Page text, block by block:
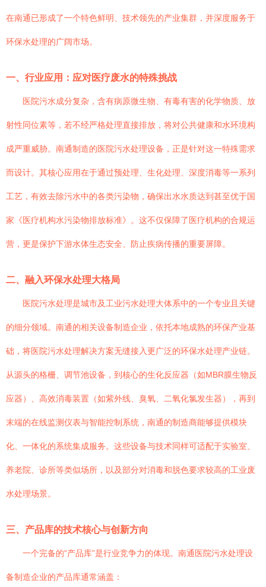
在南通已形成了一个特色鲜明、技术领先的产业集群，并深度服务于
环保水处理的广阔市场。
一、行业应用：应对医疗废水的特殊挑战
医院污水成分复杂，含有病原微生物、有毒有害的化学物质、放
射性同位素等，若不经严格处理直接排放，将对公共健康和水环境构
成严重威胁。南通制造的医院污水处理设备，正是针对这一特殊需求
而设计。其核心应用在于通过预处理、生化处理、深度消毒等一系列
工艺，有效去除污水中的各类污染物，确保出水水质达到甚至优于国
家《医疗机构水污染物排放标准》。这不仅保障了医疗机构的合规运
营，更是保护下游水体生态安全、防止疾病传播的重要屏障。
二、融入环保水处理大格局
医院污水处理是城市及工业污水处理大体系中的一个专业且关键
的细分领域。南通的相关设备制造企业，依托本地成熟的环保产业基
础，将医院污水处理解决方案无缝接入更广泛的环保水处理产业链。
从源头的格栅、调节池设备，到核心的生化反应器（如MBR膜生物反
应器）、高效消毒装置（如紫外线、臭氧、二氧化氯发生器），再到
末端的在线监测仪表与智能控制系统，南通的制造商能够提供模块
化、一体化的系统集成服务。这些设备与技术同样可适配于实验室、
养老院、诊所等类似场所，以及部分对消毒和脱色要求较高的工业废
水处理场景。
三、产品库的技术核心与创新方向
一个完备的“产品库”是行业竞争力的体现。南通医院污水处理设
备制造企业的产品库通常涵盖：